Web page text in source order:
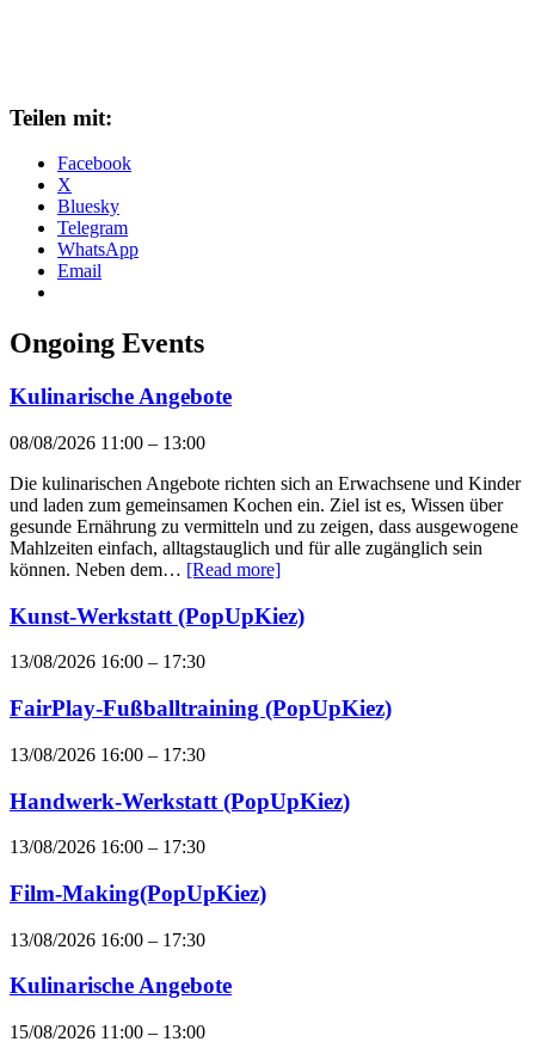
Teilen mit:
Facebook
X
Bluesky
Telegram
WhatsApp
Email
Ongoing Events
Kulinarische Angebote
08/08/2026 11:00 – 13:00
Die kulinarischen Angebote richten sich an Erwachsene und Kinder
und laden zum gemeinsamen Kochen ein. Ziel ist es, Wissen über
gesunde Ernährung zu vermitteln und zu zeigen, dass ausgewogene
Mahlzeiten einfach, alltagstauglich und für alle zugänglich sein
können. Neben dem… [Read more]
Kunst-Werkstatt (PopUpKiez)
13/08/2026 16:00 – 17:30
FairPlay-Fußballtraining (PopUpKiez)
13/08/2026 16:00 – 17:30
Handwerk-Werkstatt (PopUpKiez)
13/08/2026 16:00 – 17:30
Film-Making(PopUpKiez)
13/08/2026 16:00 – 17:30
Kulinarische Angebote
15/08/2026 11:00 – 13:00